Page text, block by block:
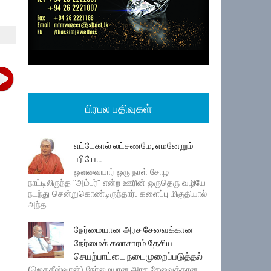
பிரபல பதிவுகள்
எட்டேகால் லட்சணமே, எமனேறும்
பரியே...
ஔவையார் ஒரு நாள் சோழ
நாட்டிலிருந்த "அம்பர்" என்ற ஊரின் ஒருதெரு வழியே
நடந்து சென்றுகொண்டிருந்தார். களைப்பு மிகுதியால்
அந்த...
நேர்மையான அரச சேவைக்கான
நேர்மைக் கலாசாரம் தேசிய
செயற்பாட்டை நடைமுறைப்படுத்தல்
(ஜெகதீஸ்வரன்) நேர்மையான அரச சேவைக்கான